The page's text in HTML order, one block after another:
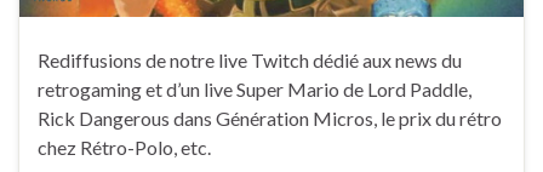
Rediffusions de notre live Twitch dédié aux news du
retrogaming et d’un live Super Mario de Lord Paddle,
Rick Dangerous dans Génération Micros, le prix du rétro
chez Rétro-Polo, etc.